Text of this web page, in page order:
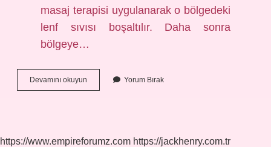
masaj terapisi uygulanarak o bölgedeki
lenf sıvısı boşaltılır. Daha sonra
bölgeye…
Devamını okuyun
Sıvısı
Yorum Bırak
https://www.empireforumz.com https://jackhenry.com.tr